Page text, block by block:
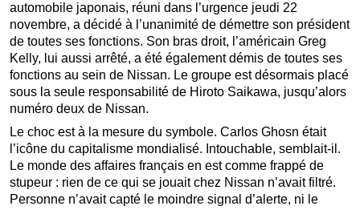
automobile japonais, réuni dans l’urgence jeudi 22
novembre, a décidé à l’unanimité de démettre son président
de toutes ses fonctions. Son bras droit, l’américain Greg
Kelly, lui aussi arrêté, a été également démis de toutes ses
fonctions au sein de Nissan. Le groupe est désormais placé
sous la seule responsabilité de Hiroto Saikawa, jusqu’alors
numéro deux de Nissan.
Le choc est à la mesure du symbole. Carlos Ghosn était
l’icône du capitalisme mondialisé. Intouchable, semblait-il.
Le monde des affaires français en est comme frappé de
stupeur : rien de ce qui se jouait chez Nissan n’avait filtré.
Personne n’avait capté le moindre signal d’alerte, ni le